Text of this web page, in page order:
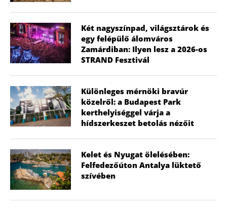
Két nagyszínpad, világsztárok és
egy felépülő álomváros
Zamárdiban: Ilyen lesz a 2026-os
STRAND Fesztivál
Különleges mérnöki bravúr
közelről: a Budapest Park
kerthelyiséggel várja a
hídszerkeszet betolás nézőit
Kelet és Nyugat ölelésében:
Felfedezőúton Antalya lüktető
szívében